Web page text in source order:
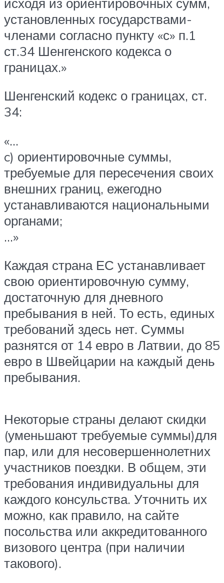
установленных государствами-
членами согласно пункту «с» п.1
ст.34 Шенгенского кодекса о
границах.»
Шенгенский кодекс о границах, ст.
34:
«…
c) ориентировочные суммы,
требуемые для пересечения своих
внешних границ, ежегодно
устанавливаются национальными
органами;
…»
Каждая страна ЕС устанавливает
свою ориентировочную сумму,
достаточную для дневного
пребывания в ней. То есть, единых
требований здесь нет. Суммы
разнятся от 14 евро в Латвии, до 85
евро в Швейцарии на каждый день
пребывания.
Некоторые страны делают скидки
(уменьшают требуемые суммы)для
пар, или для несовершеннолетних
участников поездки. В общем, эти
требования индивидуальны для
каждого консульства. Уточнить их
можно, как правило, на сайте
посольства или аккредитованного
визового центра (при наличии
такового).